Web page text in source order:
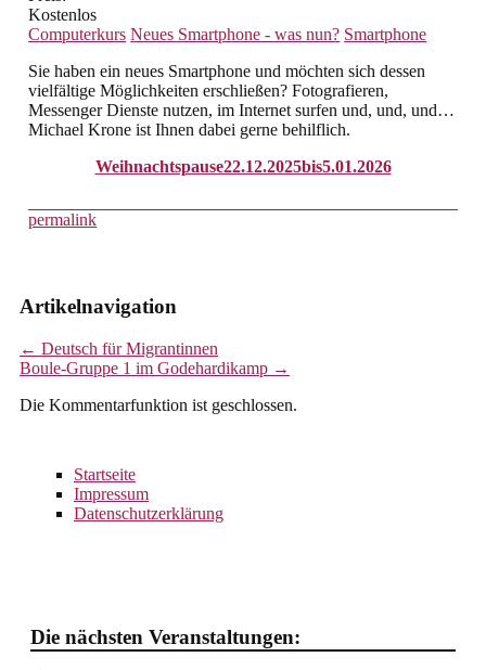
Kostenlos
Computerkurs Neues Smartphone - was nun? Smartphone
Sie haben ein neues Smartphone und möchten sich dessen
vielfältige Möglichkeiten erschließen? Fotografieren,
Messenger Dienste nutzen, im Internet surfen und, und, und…
Michael Krone ist Ihnen dabei gerne behilflich.
Weihnachtspause22.12.2025bis5.01.2026
permalink
Artikelnavigation
← Deutsch für Migrantinnen
Boule-Gruppe 1 im Godehardikamp →
Die Kommentarfunktion ist geschlossen.
Startseite
Impressum
Datenschutzerklärung
Die nächsten Veranstaltungen: